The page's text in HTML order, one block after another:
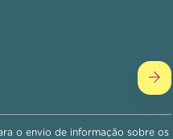
o envio de informação sobre os